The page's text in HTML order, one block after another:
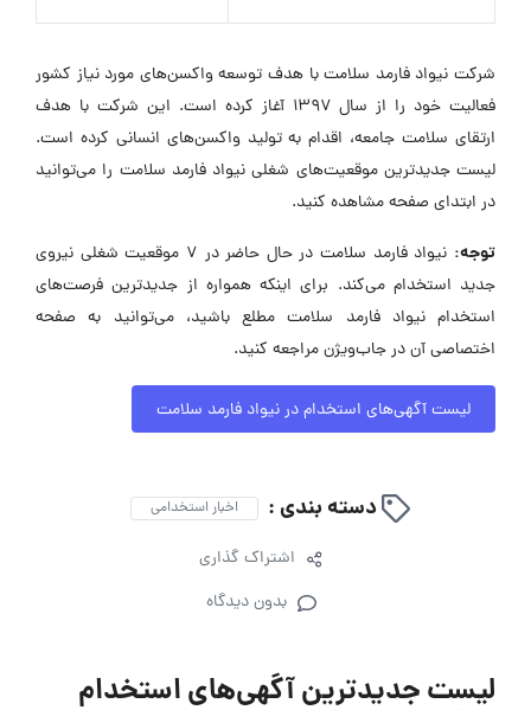
شرکت نیواد فارمد سلامت با هدف توسعه واکسن‌های مورد نیاز کشور
فعالیت خود را از سال ۱۳۹۷ آغاز کرده است. این شرکت با هدف
ارتقای سلامت جامعه، اقدام به تولید واکسن‌های انسانی کرده است.
لیست جدیدترین موقعیت‌های شغلی نیواد فارمد سلامت را می‌توانید
در ابتدای صفحه مشاهده کنید.
توجه:
نیواد فارمد سلامت در حال حاضر در ۷ موقعیت شغلی نیروی
جدید استخدام می‌کند. برای اینکه همواره از جدیدترین فرصت‌های
استخدام نیواد فارمد سلامت مطلع باشید، می‌توانید به صفحه
اختصاصی آن در جاب‌ویژن مراجعه کنید.
لیست آگهی‌های استخدام در نیواد فارمد سلامت
دسته بندی : اخبار استخدامی
اشتراک گذاری
بدون دیدگاه
لیست جدیدترین آگهی‌های استخدام